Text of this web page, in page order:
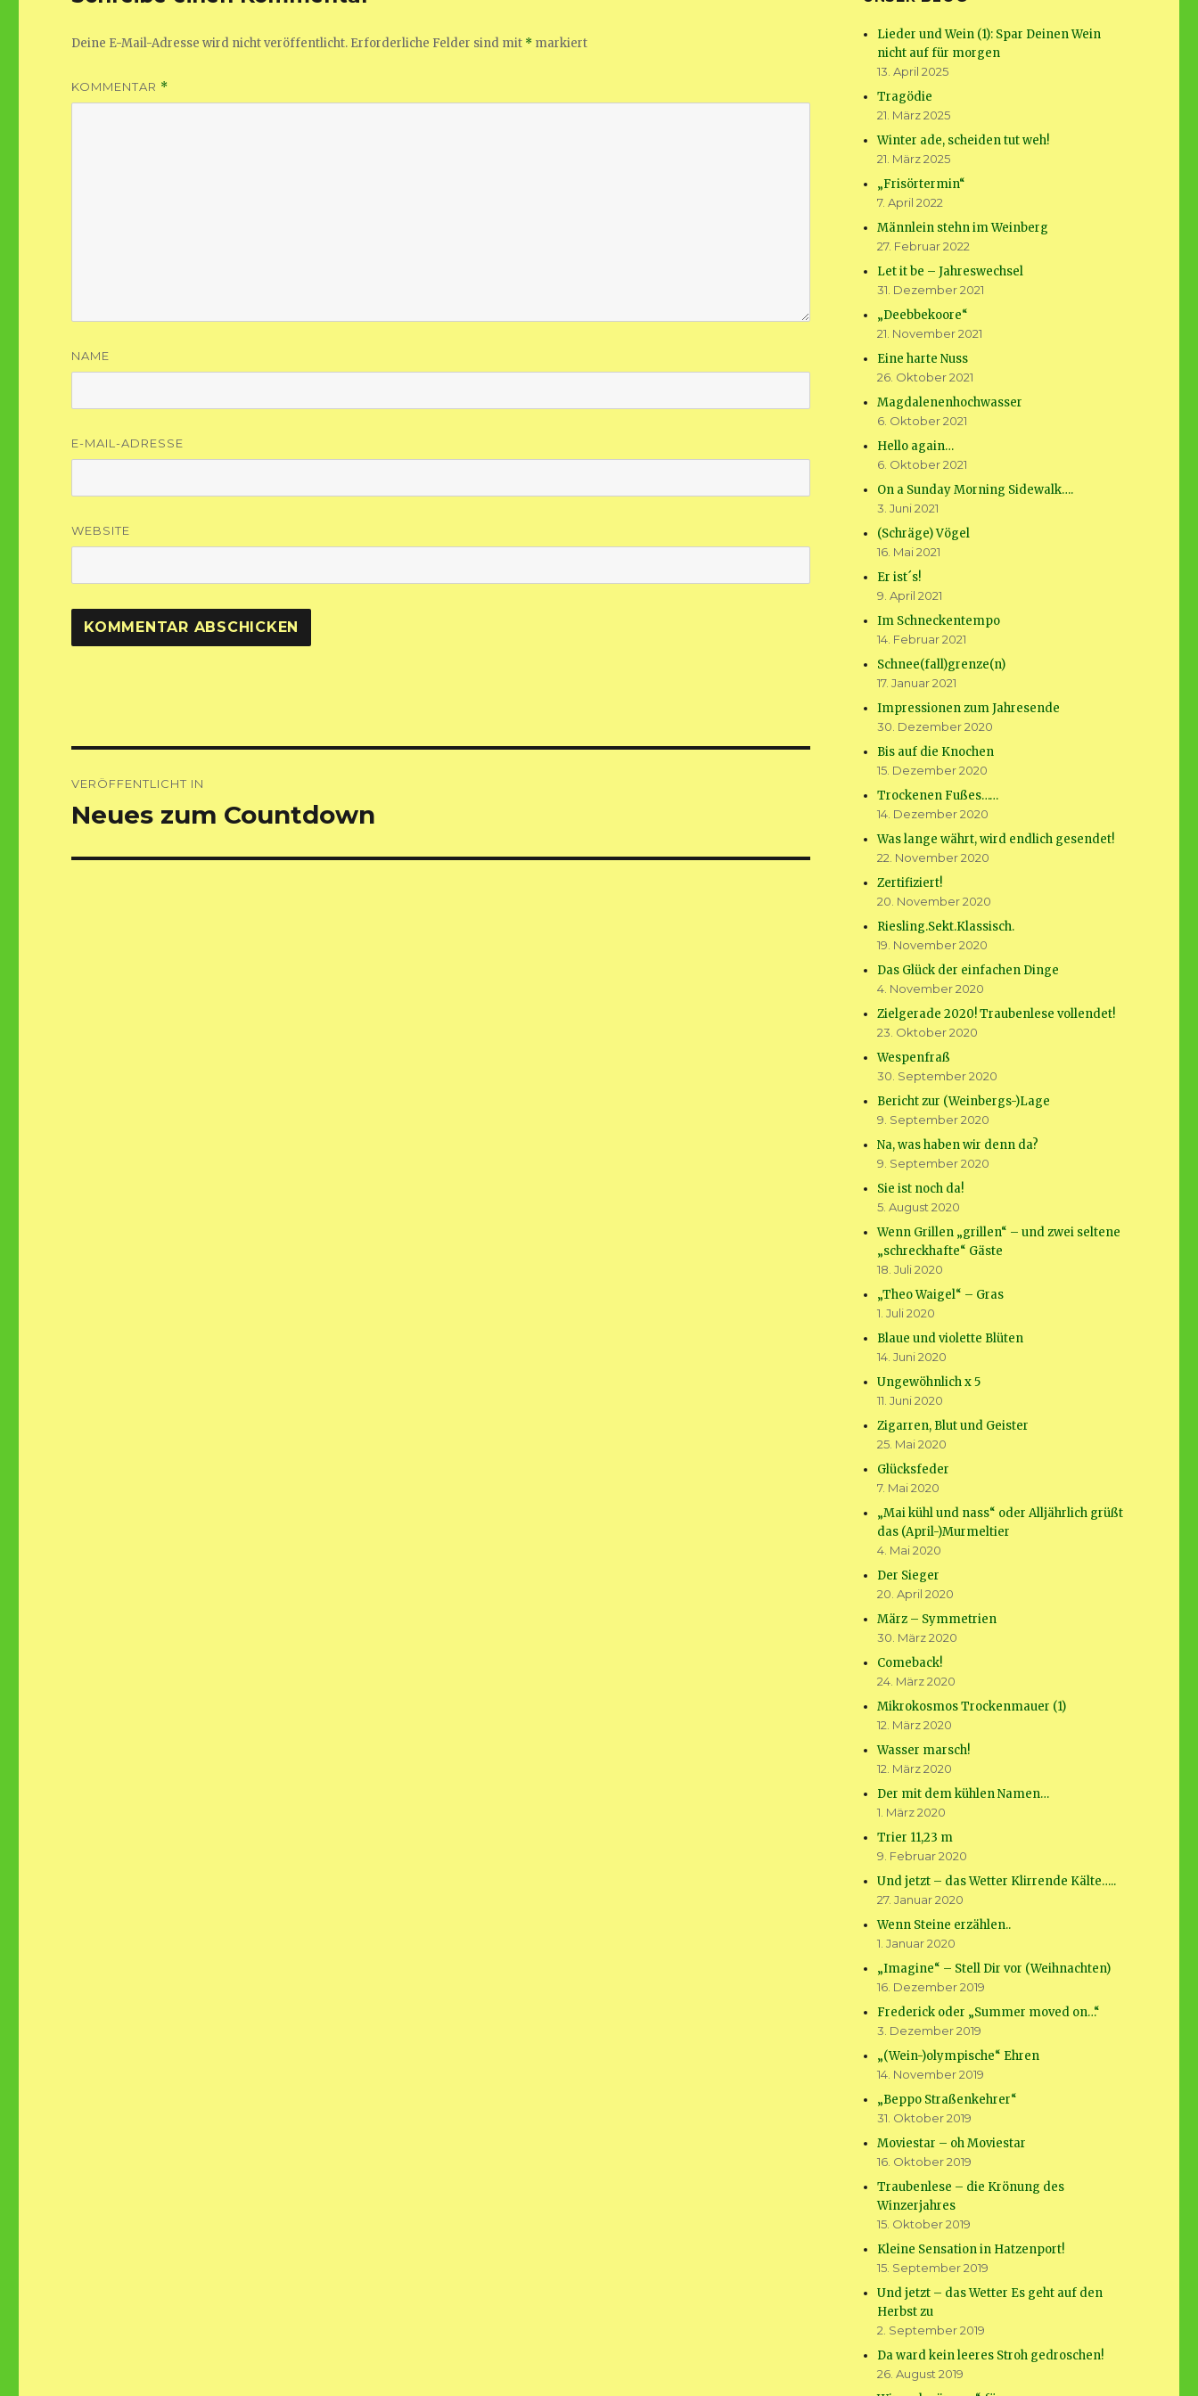
Deine E-Mail-Adresse wird nicht veröffentlicht. Erforderliche Felder sind mit * markiert
KOMMENTAR *
NAME
E-MAIL-ADRESSE
WEBSITE
VERÖFFENTLICHT IN
Neues zum Countdown
Lieder und Wein (1): Spar Deinen Wein
nicht auf für morgen
13. April 2025
Tragödie
21. März 2025
Winter ade, scheiden tut weh!
21. März 2025
„Frisörtermin“
7. April 2022
Männlein stehn im Weinberg
27. Februar 2022
Let it be – Jahreswechsel
31. Dezember 2021
„Deebbekoore“
21. November 2021
Eine harte Nuss
26. Oktober 2021
Magdalenenhochwasser
6. Oktober 2021
Hello again…
6. Oktober 2021
On a Sunday Morning Sidewalk….
3. Juni 2021
(Schräge) Vögel
16. Mai 2021
Er ist´s!
9. April 2021
Im Schneckentempo
14. Februar 2021
Schnee(fall)grenze(n)
17. Januar 2021
Impressionen zum Jahresende
30. Dezember 2020
Bis auf die Knochen
15. Dezember 2020
Trockenen Fußes……
14. Dezember 2020
Was lange währt, wird endlich gesendet!
22. November 2020
Zertifiziert!
20. November 2020
Riesling.Sekt.Klassisch.
19. November 2020
Das Glück der einfachen Dinge
4. November 2020
Zielgerade 2020! Traubenlese vollendet!
23. Oktober 2020
Wespenfraß
30. September 2020
Bericht zur (Weinbergs-)Lage
9. September 2020
Na, was haben wir denn da?
9. September 2020
Sie ist noch da!
5. August 2020
Wenn Grillen „grillen“ – und zwei seltene
„schreckhafte“ Gäste
18. Juli 2020
„Theo Waigel“ – Gras
1. Juli 2020
Blaue und violette Blüten
14. Juni 2020
Ungewöhnlich x 5
11. Juni 2020
Zigarren, Blut und Geister
25. Mai 2020
Glücksfeder
7. Mai 2020
„Mai kühl und nass“ oder Alljährlich grüßt
das (April-)Murmeltier
4. Mai 2020
Der Sieger
20. April 2020
März – Symmetrien
30. März 2020
Comeback!
24. März 2020
Mikrokosmos Trockenmauer (1)
12. März 2020
Wasser marsch!
12. März 2020
Der mit dem kühlen Namen…
1. März 2020
Trier 11,23 m
9. Februar 2020
Und jetzt – das Wetter Klirrende Kälte…..
27. Januar 2020
Wenn Steine erzählen..
1. Januar 2020
„Imagine“ – Stell Dir vor (Weihnachten)
16. Dezember 2019
Frederick oder „Summer moved on…“
3. Dezember 2019
„(Wein-)olympische“ Ehren
14. November 2019
„Beppo Straßenkehrer“
31. Oktober 2019
Moviestar – oh Moviestar
16. Oktober 2019
Traubenlese – die Krönung des
Winzerjahres
15. Oktober 2019
Kleine Sensation in Hatzenport!
15. September 2019
Und jetzt – das Wetter Es geht auf den
Herbst zu
2. September 2019
Da ward kein leeres Stroh gedroschen!
26. August 2019